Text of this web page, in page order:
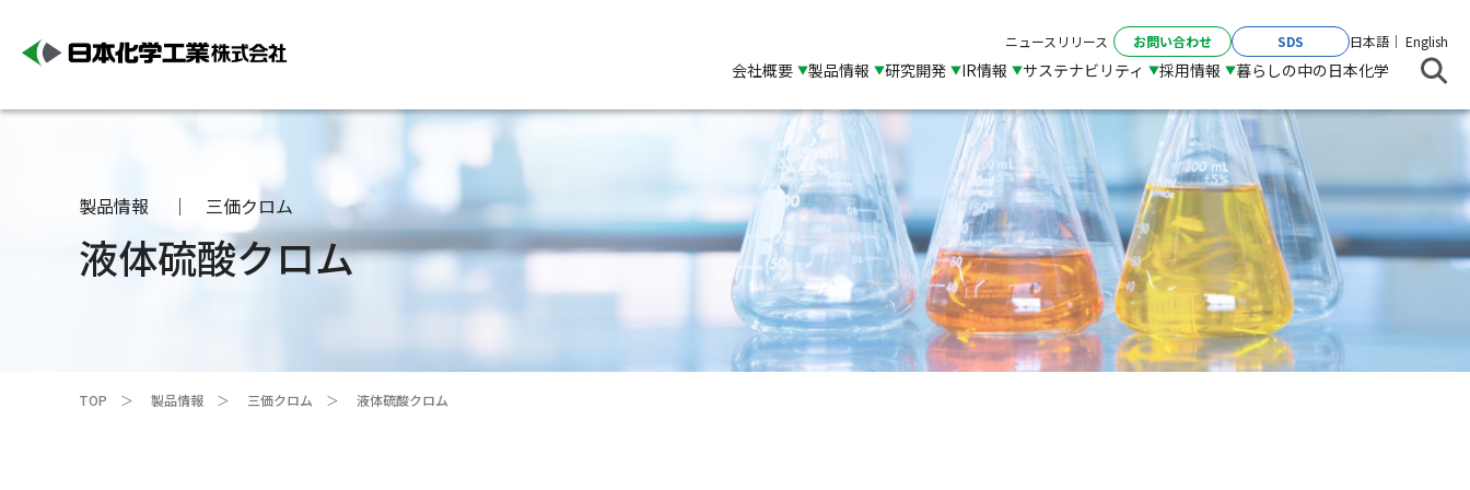
ニュースリリース お問い合わせ SDS English
日本語
会社概要 製品情報 研究開発 IR情報 サステナビリティ 採用情報 暮らしの中の日本化学
製品情報 三価クロム
液体硫酸クロム
TOP 製品情報 三価クロム 液体硫酸クロム